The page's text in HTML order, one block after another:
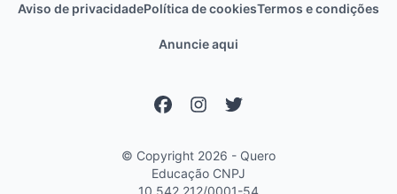
Aviso de privacidadePolítica de cookiesTermos e condições
Anuncie aqui
© Copyright 2026 - Quero
Educação CNPJ
10.542.212/0001-54